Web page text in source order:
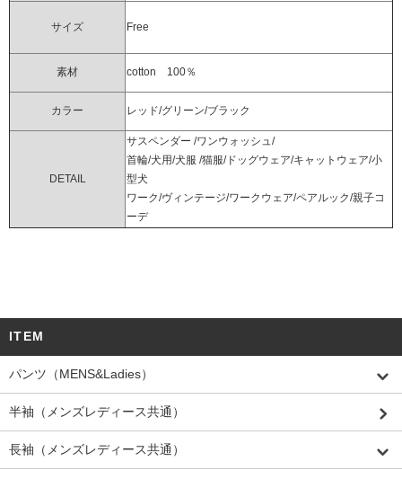
サイズ Free
素材 cotton 100％
カラー レッド/グリーン/ブラック
DETAIL
サスペンダー /ワンウォッシュ/
首輪/犬用/犬服 /猫服/ドッグウェア/キャットウェア/小
型犬
ワーク/ヴィンテージ/ワークウェア/ペアルック/親子コ
ーデ
ITEM
パンツ（MENS&Ladies）
半袖（メンズレディース共通）
長袖（メンズレディース共通）